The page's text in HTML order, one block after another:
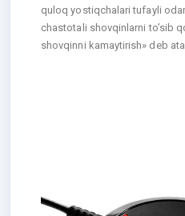
quloq yostiqchalari tufayli
chastotali shovqinlarni to’sib
shovqinni kamaytirish» deb